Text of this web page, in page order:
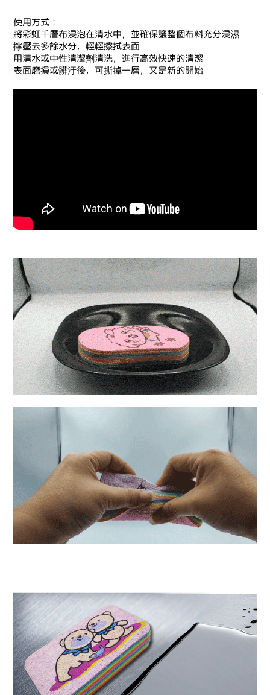
使用方式：
將彩虹千層布浸泡在清水中， 並確保讓整個布料充分浸濕
擰壓去多餘水分， 輕輕擦拭表面
用清水或中性清潔劑清洗， 進行高效快速的清潔
表面磨損或髒汙後，可撕掉一層，又是新的開始